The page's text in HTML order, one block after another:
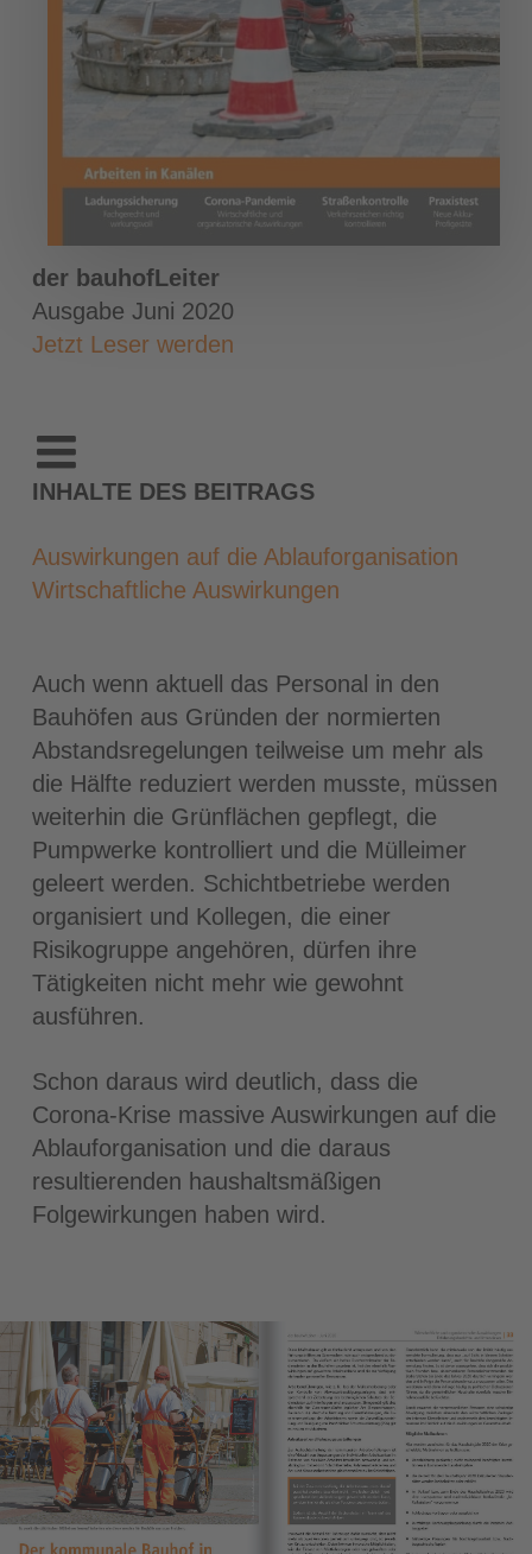
der bauhofLeiter
Ausgabe Juni 2020
Jetzt Leser werden
INHALTE DES BEITRAGS
Auswirkungen auf die Ablauforganisation
Wirtschaftliche Auswirkungen
Auch wenn aktuell das Personal in den
Bauhöfen aus Gründen der normierten
Abstandsregelungen teilweise um mehr als
die Hälfte reduziert werden musste, müssen
weiterhin die Grünflächen gepflegt, die
Pumpwerke kontrolliert und die Mülleimer
geleert werden. Schichtbetriebe werden
organisiert und Kollegen, die einer
Risikogruppe angehören, dürfen ihre
Tätigkeiten nicht mehr wie gewohnt
ausführen.
Schon daraus wird deutlich, dass die
Corona-Krise massive Auswirkungen auf die
Ablauforganisation und die daraus
resultierenden haushaltsmäßigen
Folgewirkungen haben wird.